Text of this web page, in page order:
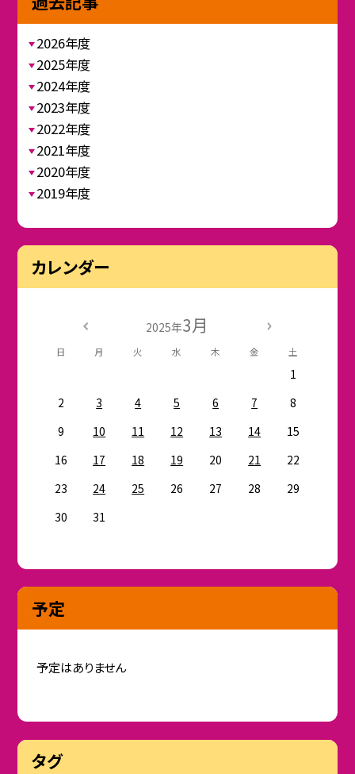
2026年度
2025年度
2024年度
2023年度
2022年度
2021年度
2020年度
2019年度
カレンダー
2025年3月
日 月 火 水 木 金 土
1
2
3 4 5 6 7
8
9
10 11 12 13 14
15
16
17 18 19 20 21
22
23
24 25 26 27 28
29
30
31
予定
予定はありません
タグ